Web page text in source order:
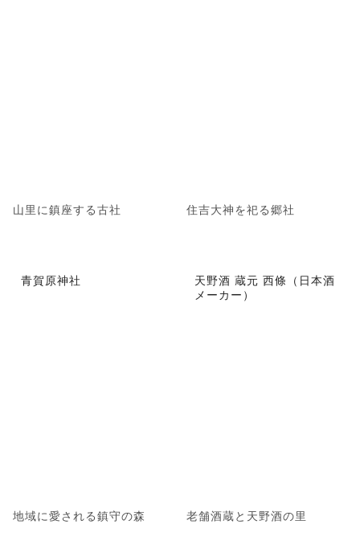
山里に鎮座する古社 住吉大神を祀る郷社
青賀原神社
地域に愛される鎮守の森
天野酒 蔵元 西條（日本酒
メーカー）
老舗酒蔵と天野酒の里